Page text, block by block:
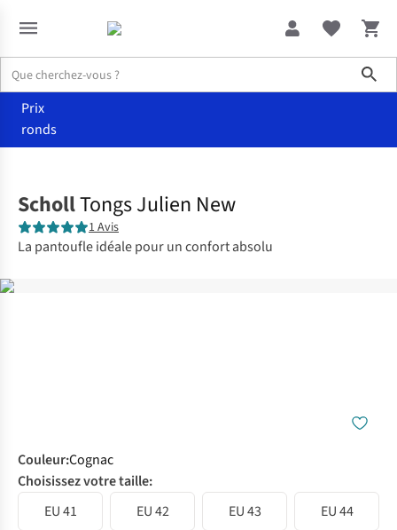
Prix
ronds
SchollTongs Julien New
1 Avis
La pantoufle idéale pour un confort absolu
Couleur:Cognac
Choisissez votre taille:
EU 41
EU 42 EU 43 EU 44